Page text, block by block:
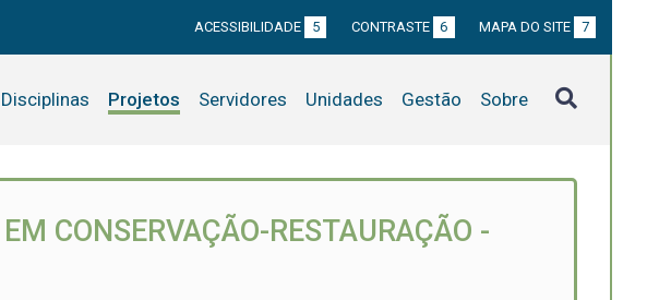
ACESSIBILIDADE 5 CONTRASTE 6 MAPA DO SITE 7
Disciplinas Projetos Servidores Unidades Gestão Sobre
CONSERVAÇÃO-RESTAURAÇÃO -